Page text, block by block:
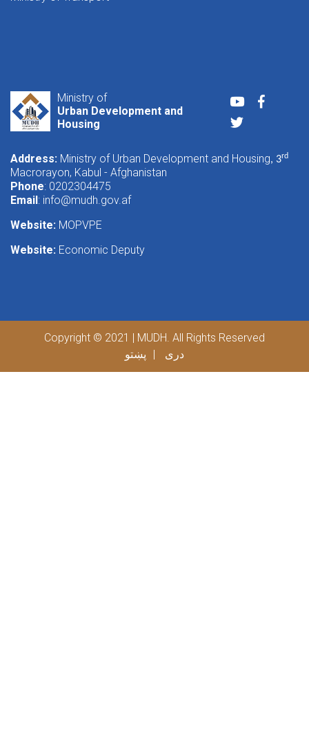
Ministry of
Urban Development and
Housing
Youtube
Twitter
Address: Ministry of Urban Development and Housing, 3rd
Macrorayon, Kabul - Afghanistan
Phone: 0202304475
Email : info@mudh.gov.af
Website: MOPVPE
Website: Economic Deputy
Copyright © 2021 | MUDH. All Rights Reserved
پښتو
دری